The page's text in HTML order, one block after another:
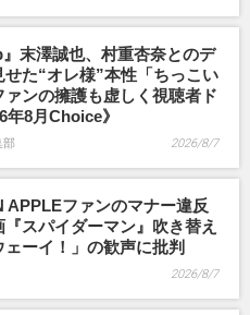
』末澤誠也、村重杏奈とのデ
せた“オレ様”本性「ちっこい
ァンの擁護も虚しく視聴者ド
年8月Choice》
部 2026/8/7
APPLEファンのマナー違反
スパイダーマン』吹き替え
ーイ！」の歓声に批判
2026/8/7